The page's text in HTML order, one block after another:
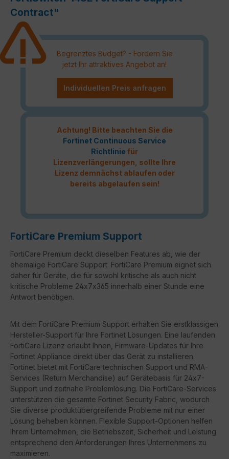
Contract"
Begrenztes Budget? - Fordern Sie
jetzt Ihr attraktives Angebot an!
Individuellen Preis anfragen
Achtung! Bitte beachten Sie die
Fortinet Continuous Service
Richtlinie für
Lizenzverlängerungen, sollte Ihre
Lizenz demnächst ablaufen oder
bereits abgelaufen sein!
FortiCare Premium Support
FortiCare Premium deckt dieselben Features ab, wie der
ehemalige FortiCare Support. FortiCare Premium eignet sich
daher für Geräte, die für sowohl kritische als auch nicht
kritische Probleme 24x7x365 innerhalb einer Stunde eine
Antwort benötigen.
Mit dem FortiCare Premium Support erhalten Sie erstklassigen
Hersteller-Support für Ihre Fortinet Lösungen. Eine laufenden
FortiCare Lizenz erlaubt Ihnen, Firmware-Updates für Ihre
Fortinet Appliance direkt über das Gerät zu installieren.
Fortinet bietet mit FortiCare technischen Support und RMA-
Services (Return Merchandise) auf Gerätebasis für 24x7-
Support und zeitnahe Problemlösung. Die FortiCare-Services
unterstützen die gesamte Fortinet Security Fabric, wodurch
Sie diverse produktübergreifende Probleme mit nur einer
Lösung beheben können. Flexible Support-Optionen helfen
Ihrem Unternehmen, die Betriebszeit, Sicherheit und Leistung
entsprechend den Anforderungen Ihres Unternehmens zu
maximieren.